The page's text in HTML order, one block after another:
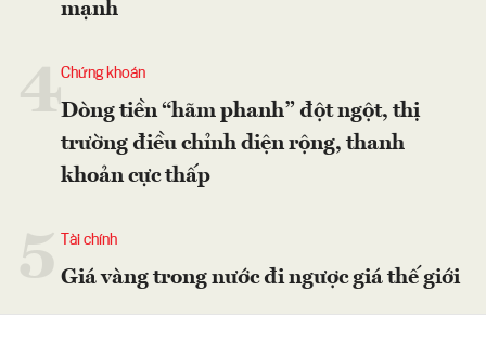
mạnh
4Chứng khoán
Dòng tiền “hãm phanh” đột ngột, thị
trường điều chỉnh diện rộng, thanh
khoản cực thấp
Tài chính
Giá vàng trong nước đi ngược giá thế giới